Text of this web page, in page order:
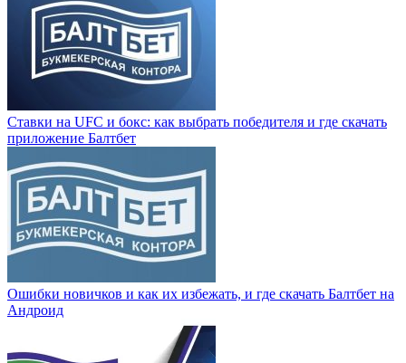
Ставки на UFC и бокс: как выбрать победителя и где скачать
приложение Балтбет
Ошибки новичков и как их избежать, и где скачать Балтбет на
Андроид